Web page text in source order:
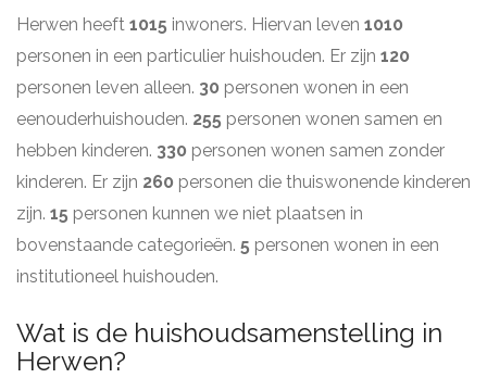
Herwen heeft 1015 inwoners. Hiervan leven 1010
personen in een particulier huishouden. Er zijn 120
personen leven alleen. 30 personen wonen in een
eenouderhuishouden. 255 personen wonen samen en
hebben kinderen. 330 personen wonen samen zonder
kinderen. Er zijn 260 personen die thuiswonende kinderen
zijn. 15 personen kunnen we niet plaatsen in
bovenstaande categorieën. 5 personen wonen in een
institutioneel huishouden.
Wat is de huishoudsamenstelling in
Herwen?